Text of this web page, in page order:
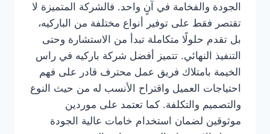
الجودة والفخامة في آنٍ واحد. فالشركة المتميزة لا
تقتصر فقط على توفير أنواع مختلفة من الباركيه،
بل تقدم حلولًا متكاملة تبدأ من الاستشارة وحتى
التنفيذ النهائي. تتميز أفضل شركة باركيه في راس
الخيمة بامتلاك فريق عمل محترف قادر على فهم
احتياجات العميل واقتراح الأنسب له من حيث النوع
والتصميم والتكلفة. كما تعتمد على موردين
موثوقين لضمان استخدام خامات عالية الجودة